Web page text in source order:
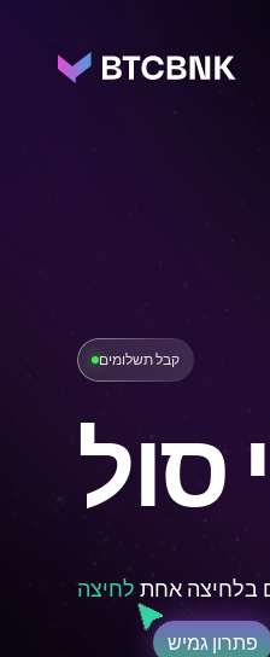
קבל תשלומים
סול
בלחיצה אחת לחיצה
פתרון גמיש